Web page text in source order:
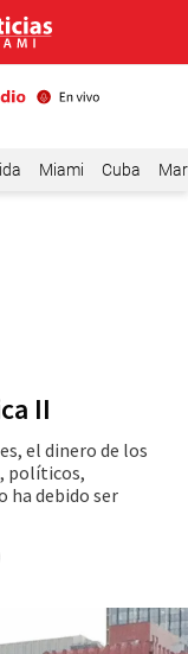
Miami Cuba
II
el dinero de los
políticos,
ha debido ser